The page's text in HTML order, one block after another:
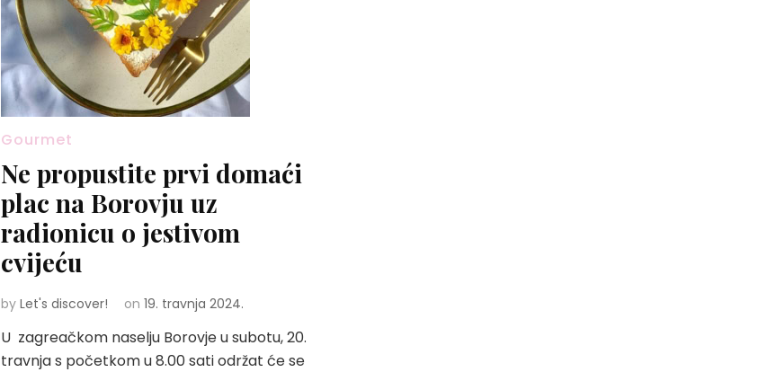
Gourmet
Ne propustite prvi domaći
plac na Borovju uz
radionicu o jestivom
cvijeću
by Let's discover! on 19. travnja 2024.
U zagreačkom naselju Borovje u subotu, 20.
travnja s početkom u 8.00 sati održat će se